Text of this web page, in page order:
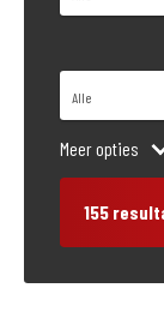
Meer opties
155